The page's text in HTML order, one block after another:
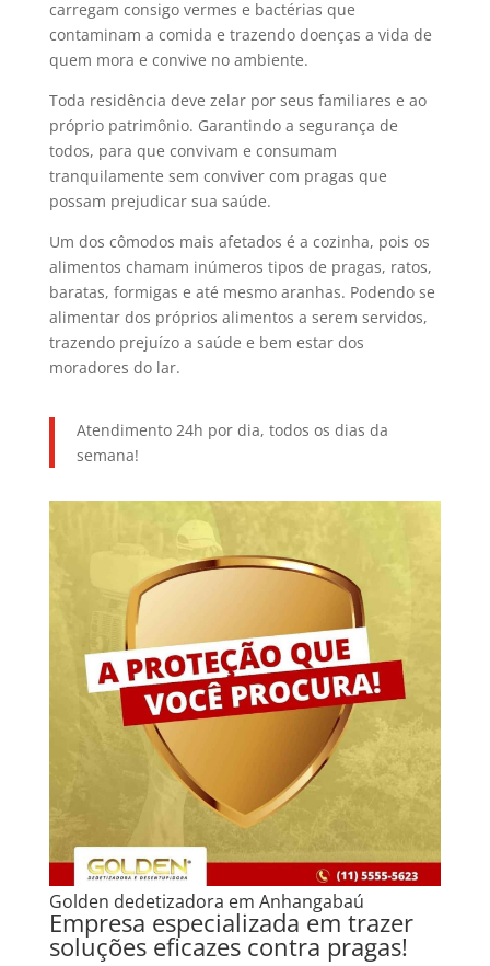
carregam consigo vermes e bactérias que
contaminam a comida e trazendo doenças a vida de
quem mora e convive no ambiente.
Toda residência deve zelar por seus familiares e ao
próprio patrimônio. Garantindo a segurança de
todos, para que convivam e consumam
tranquilamente sem conviver com pragas que
possam prejudicar sua saúde.
Um dos cômodos mais afetados é a cozinha, pois os
alimentos chamam inúmeros tipos de pragas, ratos,
baratas, formigas e até mesmo aranhas. Podendo se
alimentar dos próprios alimentos a serem servidos,
trazendo prejuízo a saúde e bem estar dos
moradores do lar.
Atendimento 24h por dia, todos os dias da
semana!
Golden dedetizadora em Anhangabaú
Empresa especializada em trazer
soluções eficazes contra pragas!